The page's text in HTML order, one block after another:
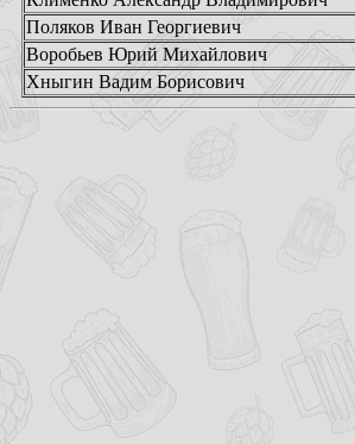
Поляков Иван Георгиевич
Воробьев Юрий Михайлович
Хныгин Вадим Борисович